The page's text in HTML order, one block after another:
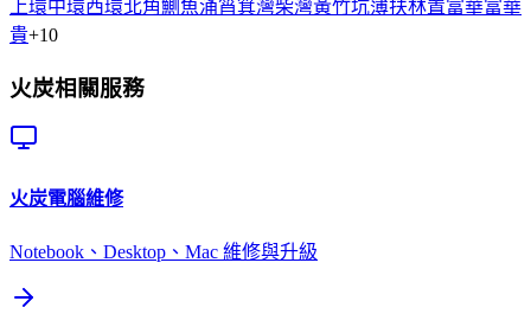
上環中環西環北角鰂魚涌筲箕灣柴灣黃竹坑薄扶林置富華富華
貴+10
火炭相關服務
火炭電腦維修
Notebook、Desktop、Mac 維修與升級